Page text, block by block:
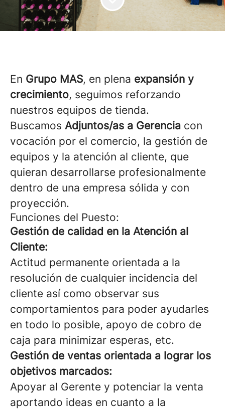
En Grupo MAS, en plena expansión y
crecimiento, seguimos reforzando
nuestros equipos de tienda.
Buscamos Adjuntos/as a Gerencia con
vocación por el comercio, la gestión de
equipos y la atención al cliente, que
quieran desarrollarse profesionalmente
dentro de una empresa sólida y con
proyección.
Funciones del Puesto:
Gestión de calidad en la Atención al
Cliente:
Actitud permanente orientada a la
resolución de cualquier incidencia del
cliente así como observar sus
comportamientos para poder ayudarles
en todo lo posible, apoyo de cobro de
caja para minimizar esperas, etc.
Gestión de ventas orientada a lograr los
objetivos marcados:
Apoyar al Gerente y potenciar la venta
aportando ideas en cuanto a la